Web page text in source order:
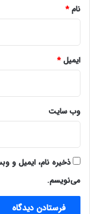
نام*
ایمیل*
وب‌ سایت
ذخیره نام، ایمیل و
می‌نویسم.